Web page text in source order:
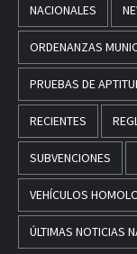
NACIONALES
ORDENANZAS
PRUEBAS DE
RECIENTES
SUBVENCIONES
VEHÍCULOS
ÚLTIMAS NOTICIAS